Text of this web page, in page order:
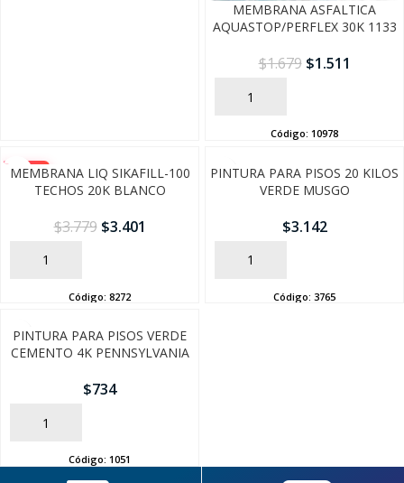
MEMBRANA ASFALTICA
AQUASTOP/PERFLEX 30K 1133
$1.679 $1.511
AÑADIR
Código: 10978
-10%
MEMBRANA LIQ SIKAFILL-100
TECHOS 20K BLANCO
$3.779 $3.401
AÑADIR
Código: 8272
PINTURA PARA PISOS 20 KILOS
VERDE MUSGO
$3.142
AÑADIR
Código: 3765
PINTURA PARA PISOS VERDE
CEMENTO 4K PENNSYLVANIA
$734
AÑADIR
Código: 1051